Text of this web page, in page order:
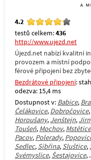
4.2
testů celkem:436
http://www.ujezd.net
Újezd.net nabízí kvalitní
provozem a místní
férové připojení bez
Bezdrátové připojení:
odezva: 15,4 ms
Dostupnost v: Babice,
Čelákovice, Dobročovice,
Horoušany, Jenštejn,
Toušeň, Mochov, Mstětice
Pacov, Polerady,
Sedlec, Sibřina, Sluštice,
Svémyslice, Šestajovice,